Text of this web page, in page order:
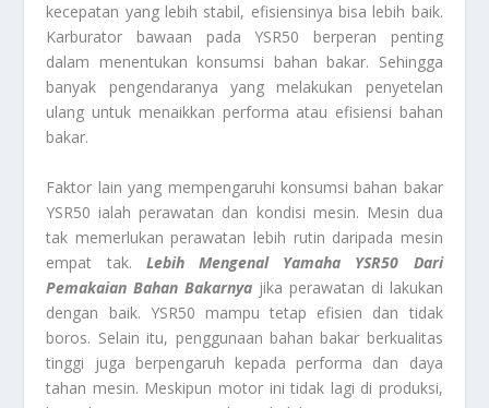
kecepatan yang lebih stabil, efisiensinya bisa lebih baik.
Karburator bawaan pada YSR50 berperan penting
dalam menentukan konsumsi bahan bakar. Sehingga
banyak pengendaranya yang melakukan penyetelan
ulang untuk menaikkan performa atau efisiensi bahan
bakar.
Faktor lain yang mempengaruhi konsumsi bahan bakar
YSR50 ialah perawatan dan kondisi mesin. Mesin dua
tak memerlukan perawatan lebih rutin daripada mesin
empat tak. Lebih Mengenal Yamaha YSR50 Dari
Pemakaian Bahan Bakarnya jika perawatan di lakukan
dengan baik. YSR50 mampu tetap efisien dan tidak
boros. Selain itu, penggunaan bahan bakar berkualitas
tinggi juga berpengaruh kepada performa dan daya
tahan mesin. Meskipun motor ini tidak lagi di produksi,